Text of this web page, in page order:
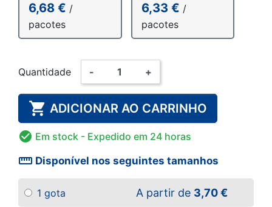
6,68 € /
pacotes
6,33 € /
pacotes
Quantidade - +
 ADICIONAR AO CARRINHO
 Em stock - Expedido em 24 horas
straighten Disponível nos seguintes tamanhos
1 gota A partir de 3,70 €